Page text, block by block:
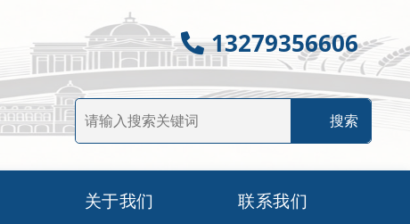
13279356606
关于我们 联系我们